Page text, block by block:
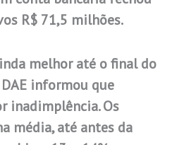
R$ 71,5 milhões.
melhor até o final do
informou que
inadimplência. Os
média, até antes da